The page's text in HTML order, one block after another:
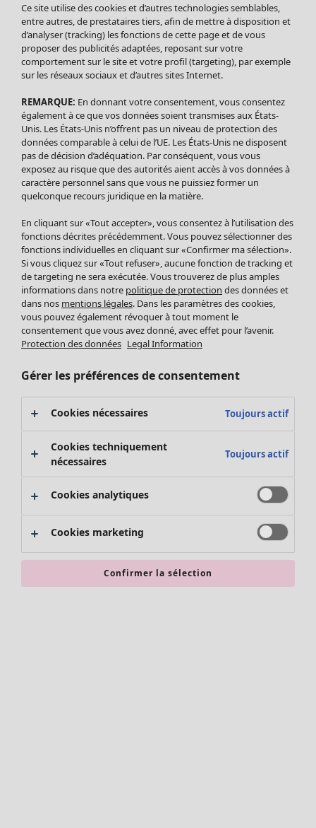
Soldes Vêtements
Tous les vêtements
Robes
Tuniques
Blouses
Tops
Gilets
Pantalon
Jupes
Leggings et collants
Accessoires
Chaussures
Vêtements de bain
Basics
Soldes Mobilier
Bonnes affaires déco
Décoration
Textiles
Tapis
Éponge
Promos SOLDES
Les promos de Gudrun Sjödén
Nouvel arrivage
Bonnes affaires en soldes - jusqu'à -70
Ce site utilise des cookies et d’autres technologies semblables,
entre autres, de prestataires tiers, afin de mettre à disposition et
d’analyser (tracking) les fonctions de cette page et de vous
proposer des publicités adaptées, reposant sur votre
comportement sur le site et votre profil (targeting), par exemple
sur les réseaux sociaux et d’autres sites Internet.
REMARQUE: En donnant votre consentement, vous consentez
également à ce que vos données soient transmises aux États-
Unis. Les États-Unis n’offrent pas un niveau de protection des
données comparable à celui de l’UE. Les États-Unis ne disposent
pas de décision d’adéquation. Par conséquent, vous vous
exposez au risque que des autorités aient accès à vos données à
caractère personnel sans que vous ne puissiez former un
quelconque recours juridique en la matière.
En cliquant sur «Tout accepter», vous consentez à l’utilisation des
fonctions décrites précédemment. Vous pouvez sélectionner des
fonctions individuelles en cliquant sur «Confirmer ma sélection».
Si vous cliquez sur «Tout refuser», aucune fonction de tracking et
de targeting ne sera exécutée. Vous trouverez de plus amples
informations dans notre politique de protection des données et
dans nos mentions légales. Dans les paramètres des cookies,
vous pouvez également révoquer à tout moment le
consentement que vous avez donné, avec effet pour l’avenir.
Protection des données Legal Information
Gérer les préférences de consentement
Cookies nécessaires Toujours actif
Cookies techniquement
nécessaires
Toujours actif
Cookies analytiques
Cookies marketing
Confirmer la sélection